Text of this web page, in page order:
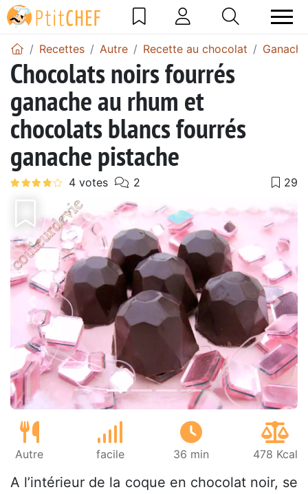
Recettes Autre Recette au chocolat
Chocolats noirs fourrés
ganache au rhum et
chocolats blancs fourrés
ganache pistache
Précédent
Autre facile 36 min 478 Kcal
A l’intérieur de la coque en chocolat noir, se